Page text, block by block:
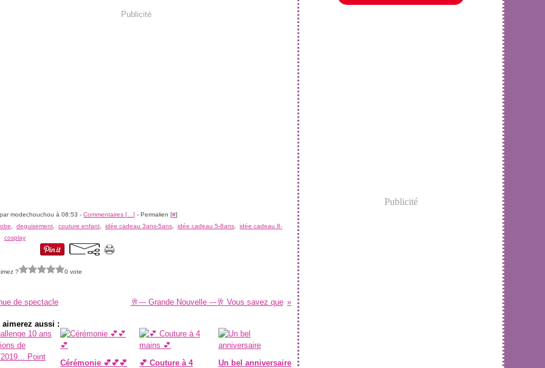
Publicité
modechouchou à 08:53 - Commentaires [ ] - Permalien [#]
deguisement couture enfant idée cadeau 3ans-5ans idée cadeau 5-8ans
idée cadeau 8-
cosplay
? 0 vote
de spectacle 🥂--- Grande Nouvelle ---🥂 Vous savez que
aimerez aussi :
Cérémonie 💕💕💕
💕 Couture à 4
Un bel anniversaire
Publicité